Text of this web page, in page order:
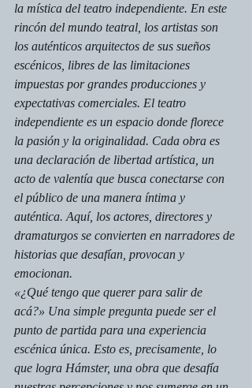
la mística del teatro independiente. En este
rincón del mundo teatral, los artistas son
los auténticos arquitectos de sus sueños
escénicos, libres de las limitaciones
impuestas por grandes producciones y
expectativas comerciales. El teatro
independiente es un espacio donde florece
la pasión y la originalidad. Cada obra es
una declaración de libertad artística, un
acto de valentía que busca conectarse con
el público de una manera íntima y
auténtica. Aquí, los actores, directores y
dramaturgos se convierten en narradores de
historias que desafían, provocan y
emocionan.
«¿Qué tengo que querer para salir de
acá?» Una simple pregunta puede ser el
punto de partida para una experiencia
escénica única. Esto es, precisamente, lo
que logra Hámster, una obra que desafía